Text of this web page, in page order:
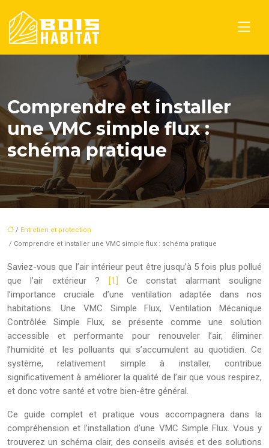
Comprendre et installer
une VMC simple flux :
schéma pratique
/ Entretien et protection
/ Comprendre et installer une VMC simple flux : schéma pratique
Saviez-vous que l’air intérieur peut être jusqu’à 5 fois plus pollué
que l’air extérieur ?
[1] Ce constat alarmant souligne
l’importance cruciale d’une ventilation adaptée dans nos
habitations. Une VMC Simple Flux, Ventilation Mécanique
Contrôlée Simple Flux, se présente comme une solution
accessible et performante pour renouveler l’air, éliminer
l’humidité et les polluants qui s’accumulent au quotidien. Ce
système, relativement simple à installer, contribue
significativement à améliorer la qualité de l’air que vous respirez,
et donc votre santé et votre bien-être général.
Ce guide complet et pratique vous accompagnera dans la
compréhension et l’installation d’une VMC Simple Flux. Vous y
trouverez un schéma clair, des conseils avisés et des solutions